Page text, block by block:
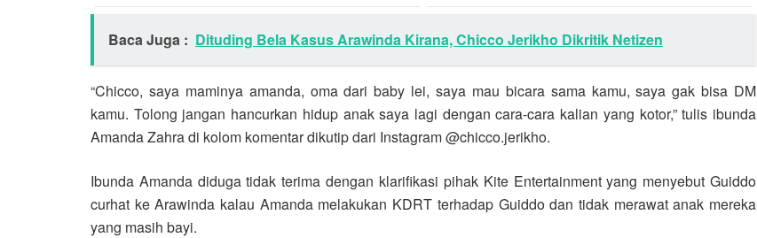
Baca Juga : Dituding Bela Kasus Arawinda Kirana, Chicco Jerikho Dikritik Netizen
“Chicco, saya maminya amanda, oma dari baby lei, saya mau bicara sama kamu, saya gak bisa DM
kamu. Tolong jangan hancurkan hidup anak saya lagi dengan cara-cara kalian yang kotor,” tulis ibunda
Amanda Zahra di kolom komentar dikutip dari Instagram @chicco.jerikho.
Ibunda Amanda diduga tidak terima dengan klarifikasi pihak Kite Entertainment yang menyebut Guiddo
curhat ke Arawinda kalau Amanda melakukan KDRT terhadap Guiddo dan tidak merawat anak mereka
yang masih bayi.